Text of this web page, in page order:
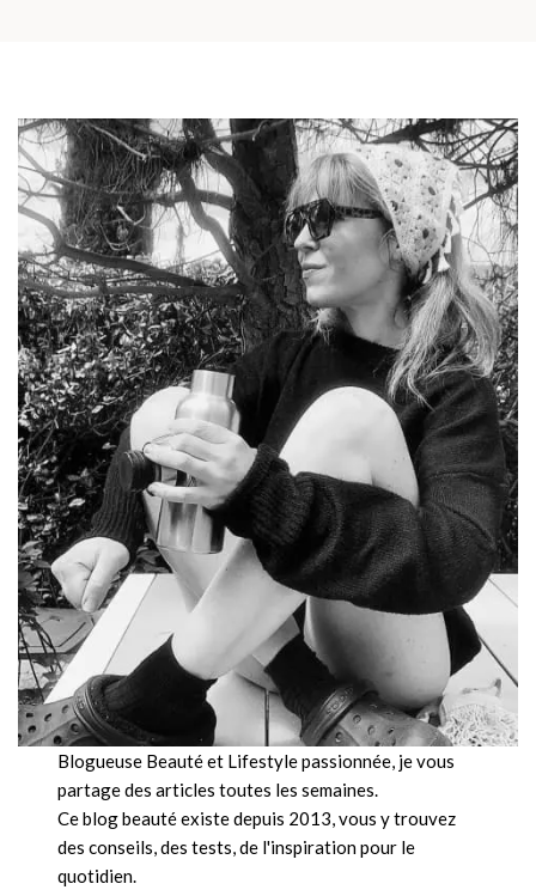
Blogueuse Beauté et Lifestyle passionnée, je vous
partage des articles toutes les semaines.
Ce blog beauté existe depuis 2013, vous y trouvez
des conseils, des tests, de l'inspiration pour le
quotidien.